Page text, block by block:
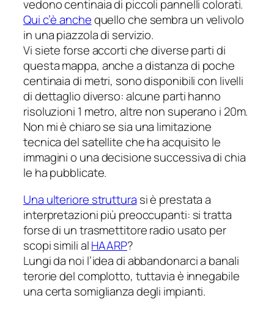
vedono centinaia di piccoli pannelli colorati.
Qui c’è anchequello che sembra un velivolo
in una piazzola di servizio.
Vi siete forse accorti che diverse parti di
questa mappa, anche a distanza di poche
centinaia di metri, sono disponibili con livelli
di dettaglio diverso: alcune parti hanno
risoluzioni 1 metro, altre non superano i 20m.
Non mi è chiaro se sia una limitazione
tecnica del satellite che ha acquisito le
immagini o una decisione successiva di chia
le ha pubblicate.
Una ulteriore struttura si è prestata a
interpretazioni più preoccupanti: si tratta
forse di un trasmettitore radio usato per
scopi simili alHAARP?
Lungi da noi l’idea di abbandonarci a banali
terorie del complotto, tuttavia è innegabile
una certa somiglianza degli impianti.